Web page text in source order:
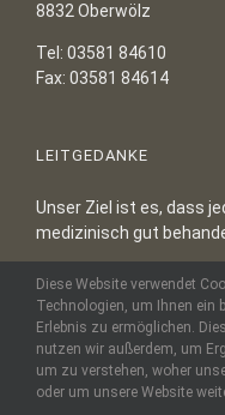
8832 Oberwölz
Tel: 03581 84610
Fax: 03581 84614
LEITGEDANKE
Unser Ziel ist es, dass
medizinisch gut
Copyright 2015 – 2022
vorbehalten |
Diese Website verwendet
Technologien, um Ihnen ein
Erlebnis zu ermöglichen.
nutzen wir außerdem, um
um zu verstehen, woher
oder um unsere Website